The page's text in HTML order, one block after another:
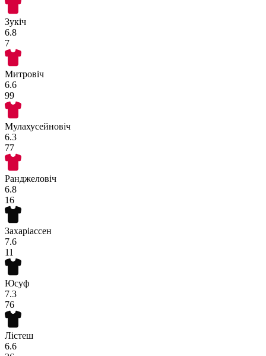
Зукіч
6.8
7
Митровіч
6.6
99
Мулахусейновіч
6.3
77
Ранджеловіч
6.8
16
Захаріассен
7.6
11
Юсуф
7.3
76
Лістеш
6.6